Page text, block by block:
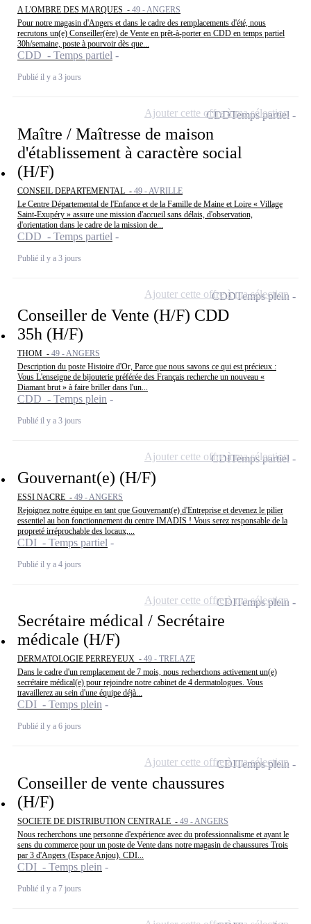
A L'OMBRE DES MARQUES - 49 - ANGERS
Pour notre magasin d'Angers et dans le cadre des remplacements d'été, nous
recrutons un(e) Conseiller(ère) de Vente en prêt-à-porter en CDD en temps partiel
30h/semaine, poste à pourvoir dès que...
CDD - Temps partiel
Publié il y a 3 jours
Maître / Maîtresse de maison
d'établissement à caractère social
(H/F)
CONSEIL DEPARTEMENTAL - 49 - AVRILLE
Le Centre Départemental de l'Enfance et de la Famille de Maine et Loire « Village
Saint-Exupéry » assure une mission d'accueil sans délais, d'observation,
d'orientation dans le cadre de la mission de...
CDD - Temps partiel
Publié il y a 3 jours
CDDTemps partiel
Ajouter cette offre à ma sélection
Conseiller de Vente (H/F) CDD
35h (H/F)
THOM - 49 - ANGERS
Description du poste Histoire d'Or, Parce que nous savons ce qui est précieux :
Vous L'enseigne de bijouterie préférée des Français recherche un nouveau «
Diamant brut » à faire briller dans l'un...
CDD - Temps plein
Publié il y a 3 jours
CDDTemps plein
Ajouter cette offre à ma sélection
Gouvernant(e) (H/F)
ESSI NACRE - 49 - ANGERS
Rejoignez notre équipe en tant que Gouvernant(e) d'Entreprise et devenez le pilier
essentiel au bon fonctionnement du centre IMADIS ! Vous serez responsable de la
propreté irréprochable des locaux,...
CDI - Temps partiel
Publié il y a 4 jours
CDITemps partiel
Ajouter cette offre à ma sélection
Secrétaire médical / Secrétaire
médicale (H/F)
DERMATOLOGIE PERREYEUX - 49 - TRELAZE
Dans le cadre d'un remplacement de 7 mois, nous recherchons activement un(e)
secrétaire médical(e) pour rejoindre notre cabinet de 4 dermatologues. Vous
travaillerez au sein d'une équipe déjà...
CDI - Temps plein
Publié il y a 6 jours
CDITemps plein
Ajouter cette offre à ma sélection
Conseiller de vente chaussures
(H/F)
SOCIETE DE DISTRIBUTION CENTRALE - 49 - ANGERS
Nous recherchons une personne d'expérience avec du professionnalisme et ayant le
sens du commerce pour un poste de Vente dans notre magasin de chaussures Trois
par 3 d'Angers (Espace Anjou). CDI...
CDI - Temps plein
Publié il y a 7 jours
CDITemps plein
Ajouter cette offre à ma sélection